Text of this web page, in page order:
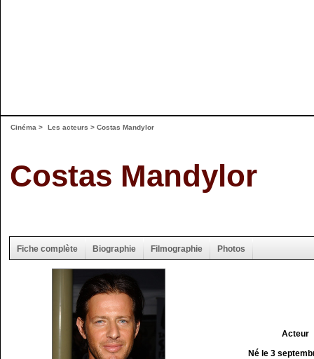
Cinéma > Les acteurs > Costas Mandylor
Costas Mandylor
Fiche complète Biographie Filmographie Photos
Acteur
Né le 3